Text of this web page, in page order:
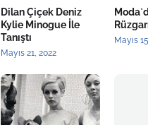
Dilan Çiçek Deniz
Kylie Minogue İle
Tanıştı
Mayıs 21, 2022
Mayıs